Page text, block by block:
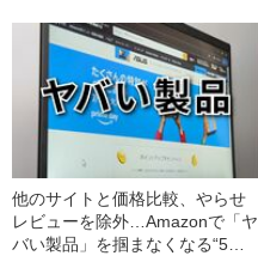
作はカンタン、危険性の見極め
方は？
他のサイトと価格比較、やらせ
レビューを除外…Amazonで「ヤ
バい製品」を掴まなくなる“5つ